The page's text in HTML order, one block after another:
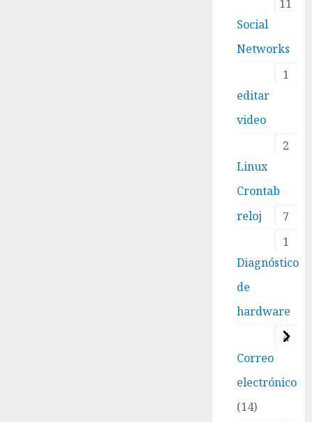
11
Social
Networks
1
editar
video
2
Linux
Crontab
7
reloj
1
Diagnóstico
de
hardware
4
Correo
electrónico
14